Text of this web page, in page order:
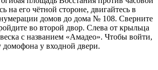
на его чётной стороне, двигайтесь в
домов до дома № 108. Сверните
во второй двор. Слева от крыльца
с названием «Амадео». Чтобы войти,
домофона у входной двери.